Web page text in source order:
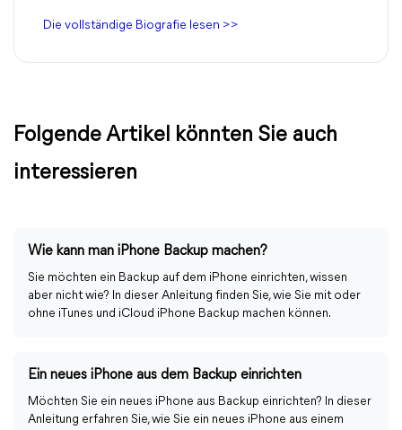
Die vollständige Biografie lesen >>
Folgende Artikel könnten Sie auch
interessieren
Wie kann man iPhone Backup machen?
Sie möchten ein Backup auf dem iPhone einrichten, wissen
aber nicht wie? In dieser Anleitung finden Sie, wie Sie mit oder
ohne iTunes und iCloud iPhone Backup machen können.
Ein neues iPhone aus dem Backup einrichten
Möchten Sie ein neues iPhone aus Backup einrichten? In dieser
Anleitung erfahren Sie, wie Sie ein neues iPhone aus einem